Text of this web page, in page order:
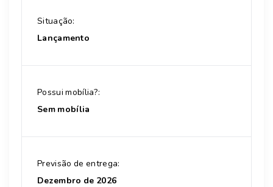
Situação:
Lançamento
Possui mobília?:
Sem mobília
Previsão de entrega:
Dezembro de 2026